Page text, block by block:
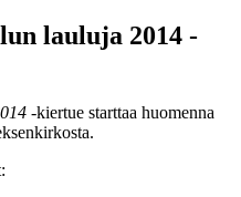
lauluja 2014 -
-kiertue starttaa huomenna